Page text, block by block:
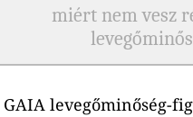
miért nem vesz
GAIA levegőminőség-